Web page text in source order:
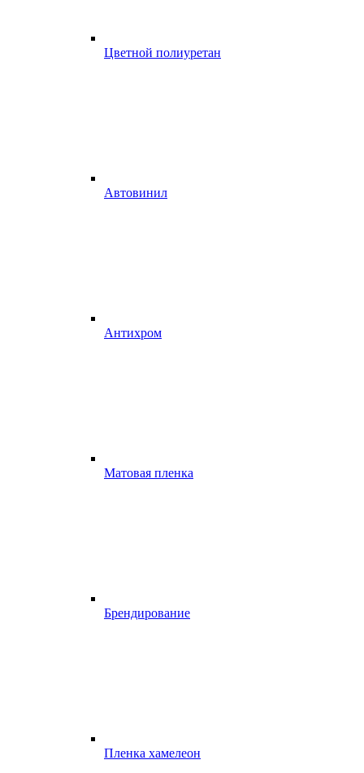
Цветной полиуретан
Автовинил
Антихром
Матовая пленка
Брендирование
Пленка хамелеон